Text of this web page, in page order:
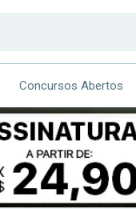
Concursos Abertos